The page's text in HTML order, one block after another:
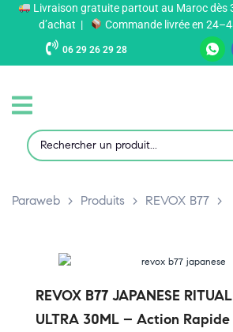
Livraison gratuite partout au Maroc dès
d’achat |
Commande livrée en
06 29 26 29 28
Paraweb > Produits > REVOX B77 >
REVOX B77 JAPANESE
ULTRA 30ML – Action